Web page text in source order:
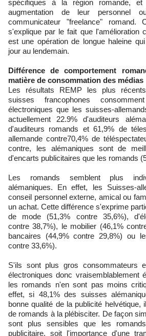
spécifiques à la région romande,
augmentation de leur personnel
communicateur "freelance" romand.
s'explique par le fait que l'amélioration
est une opération de longue haleine
jour au lendemain.
Différence de comportement
matière de consommation des médias
Les résultats REMP les plus
suisses francophones
électroniques que les suisses-
actuellement 22.9% d'auditeurs
d'auditeurs romands et 61,9% de
allemande contre70,4% de
contre, les alémaniques sont de
d'encarts publicitaires que les romands
Les romands semblent plus
alémaniques. En effet, les Suisses-
conseil personnel externe, amical ou
un achat. Cette différence s'exprime
de mode (51,3% contre 35,6%),
contre 38,7%), le mobilier (46,1%
bancaires (44,9% contre 29,8%) ou
contre 33,6%).
S'ils sont plus gros consommateurs
électroniques donc vraisemblablement
les romands n'en sont pas moins
effet, si 48,1% des suisses
bonne qualité de la publicité helvétique,
de romands à la plébisciter. De façon
sont plus sensibles que les
publicitaire, soit l'importance d'une